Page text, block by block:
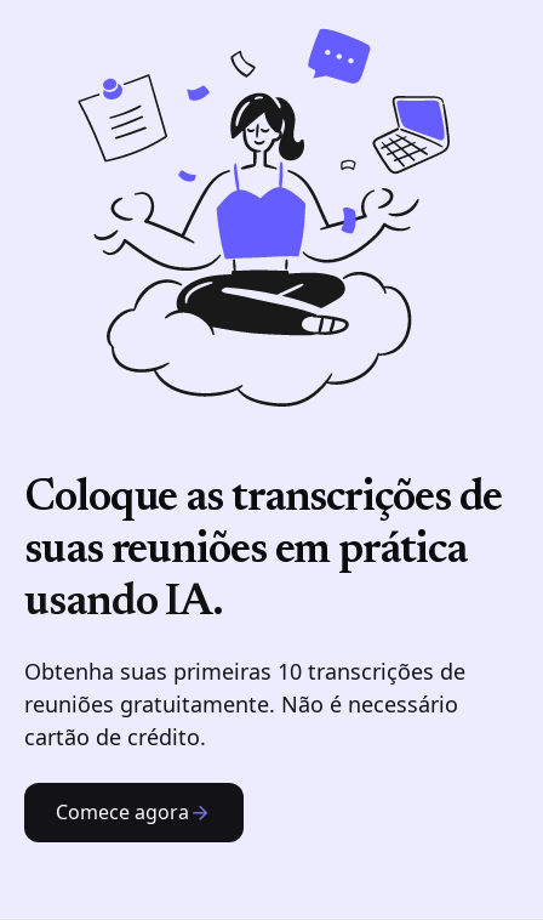
Coloque as transcrições de
suas reuniões em prática
usando IA.
Obtenha suas primeiras 10 transcrições de
reuniões gratuitamente. Não é necessário
cartão de crédito.
Comece agora